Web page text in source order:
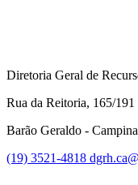
Diretoria Geral de
Rua da Reitoria, 165/
Barão Geraldo -
(19) 3521-4818